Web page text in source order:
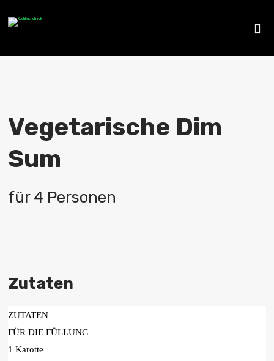
Vegetarische Dim
Sum
für 4 Personen
Zutaten
ZUTATEN
FÜR DIE FÜLLUNG
1 Karotte